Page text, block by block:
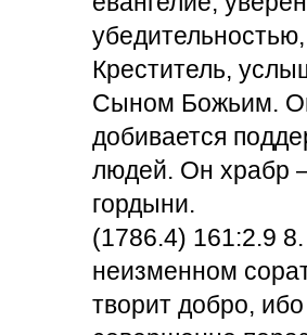
Креститель,
Сыном Божьим.
добивается
людей. Он храбр
гордыни.
(1786.4) 161:2.9
неизменном
творит добро,